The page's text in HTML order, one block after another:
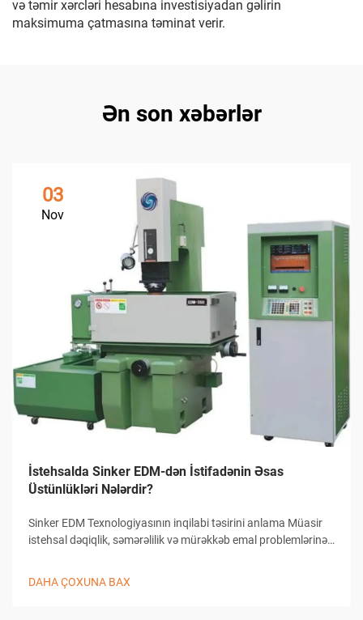
və təmir xərcləri hesabına investisiyadan gəlirin
maksimuma çatmasına təminat verir.
Ən son xəbərlər
03
Nov
İstehsalda Sinker EDM-dən İstifadənin Əsas
Üstünlükləri Nələrdir?
Sinker EDM Texnologiyasının inqilabi təsirini anlama Müasir
istehsal dəqiqlik, səmərəlilik və mürəkkəb emal problemlərinə
oynayan bir metod kimi qarşımıza çıxır...
DAHA ÇOXUNA BAX